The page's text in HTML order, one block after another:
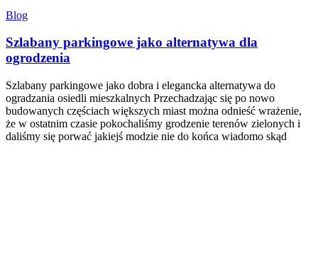
Blog
Szlabany parkingowe jako alternatywa dla
ogrodzenia
Szlabany parkingowe jako dobra i elegancka alternatywa do
ogradzania osiedli mieszkalnych Przechadzając się po nowo
budowanych częściach większych miast można odnieść wrażenie,
że w ostatnim czasie pokochaliśmy grodzenie terenów zielonych i
daliśmy się porwać jakiejś modzie nie do końca wiadomo skąd